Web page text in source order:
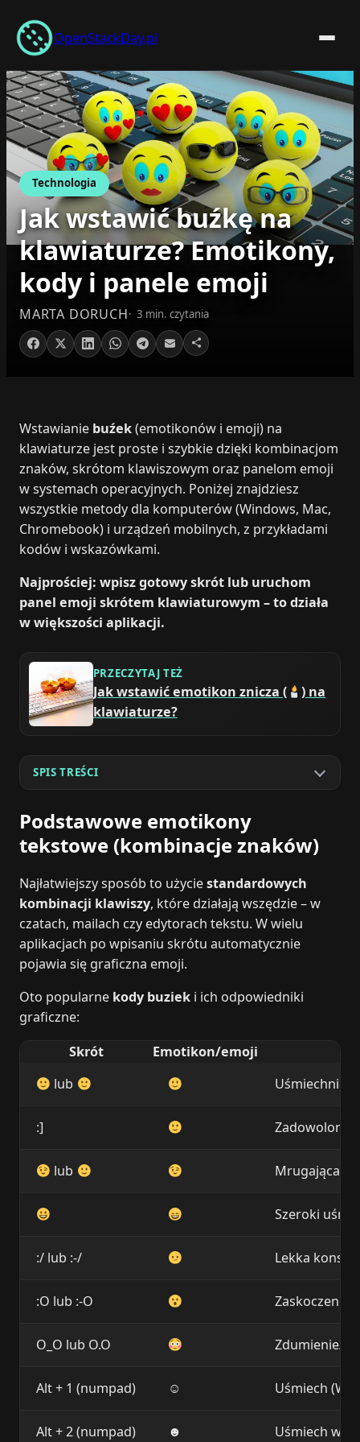
Przejdź
do
treści
OpenStackDay.pl
Technologia
Jak wstawić buźkę na
klawiaturze? Emotikony,
kody i panele emoji
MARTA DORUCH 3 min. czytania
Wstawianie buźek(emotikonów i emoji) na
klawiaturze jest proste i szybkie dzięki kombinacjom
znaków, skrótom klawiszowym oraz panelom emoji
w systemach operacyjnych. Poniżej znajdziesz
wszystkie metody dla komputerów (Windows, Mac,
Chromebook) i urządzeń mobilnych, z przykładami
kodów i wskazówkami.
Najprościej: wpisz gotowy skrót lub uruchom
panel emoji skrótem klawiaturowym – to działa
w większości aplikacji.
PRZECZYTAJ TEŻ
Jak wstawić emotikon znicza (
) na
klawiaturze?
SPIS TREŚCI
Podstawowe emotikony
tekstowe (kombinacje znaków)
Najłatwiejszy sposób to użyciestandardowych
kombinacji klawiszy, które działają wszędzie – w
czatach, mailach czy edytorach tekstu. W wielu
aplikacjach po wpisaniu skrótu automatycznie
pojawia się graficzna emoji.
Oto popularne kody buziek i ich odpowiedniki
graficzne:
Skrót
Emotikon/emoji
lub
:] Zadowolona
lub Mrugająca
Szeroki
:/ lub :-/ Lekka
:O lub :-O Zaskoczenie
O_O lub O.O Zdumienie/
Alt + 1 (numpad) ☺ Uśmiech
Alt + 2 (numpad) ☻ Uśmiech